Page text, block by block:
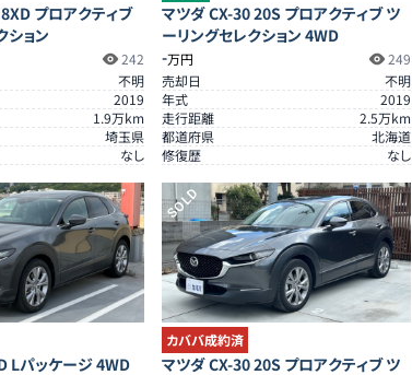
プロアクティブ
ション
242
不明
2019
1.9万km
埼玉県
なし
マツダ CX-30 20S プロアクティブ ツ
ーリングセレクション 4WD
-万円
249
売却日
不明
年式
2019
走行距離
2.5万km
都道府県
北海道
修復歴
なし
Lパッケージ 4WD
SOLD
カババ成約済
マツダ CX-30 20S プロアクティブ ツ